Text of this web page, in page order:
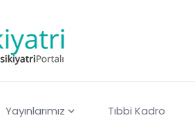
Yayınlarımız Tıbbi Kadro